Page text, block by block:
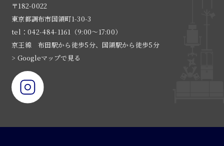
〒182-0022
東京都調布市国領町1-30-3
tel：042-484-1161（9:00〜17:00）
京王線 布田駅から徒歩5分、国領駅から徒歩5分
> Googleマップで見る